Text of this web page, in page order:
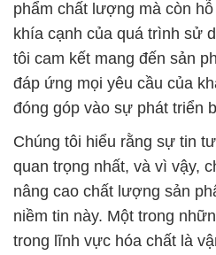
phẩm chất lượng mà còn
khía cạnh của quá trình sử
tôi cam kết mang đến sản
đáp ứng mọi yêu cầu của
đóng góp vào sự phát triển
Chúng tôi hiểu rằng sự tin
quan trọng nhất, và vì vậy,
nâng cao chất lượng sản
niềm tin này. Một trong
trong lĩnh vực hóa chất là